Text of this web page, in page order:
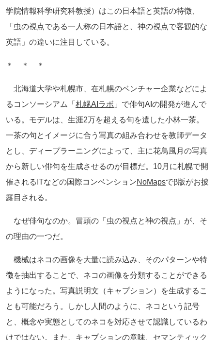
学院情報科学研究科教授）はこの日本語と英語の特徴、
「虫の視点である一人称の日本語と、神の視点で客観的な
英語」の違いに注目している。
＊ ＊ ＊
北海道大学や札幌市、在札幌のベンチャー企業などによ
るコンソーシアム「 札幌AIラボ 」で俳句AIの開発が進んで
いる。モデルは、生涯2万を超える句を遺した小林一茶。
一茶の句とイメージに合う写真の組み合わせを教師データ
とし、ディープラーニングによって、主に花鳥風月の写真
から新しい俳句を生成させるのが目標だ。10月に札幌で開
催されるITなどの国際コンベンションNoMapsでβ版がお披
露目される。
なぜ俳句なのか。冒頭の「虫の視点と神の視点」が、そ
の理由の一つだ。
機械はネコの画像を大量に読み込み、そのパターンや特
徴を抽出することで、ネコの画像を分類することができる
ようになった。写真説明文（キャプション）を生成するこ
とも可能だろう。しかし人間のように、ネコという記号
と、概念や実態としてのネコを対応させて認識しているわ
けではない。また、キャプションの意味、セマンティック